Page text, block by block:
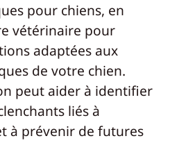
pour chiens, en
vétérinaire pour
adaptées aux
de votre chien.
peut aider à identifier
liés à
à prévenir de futures